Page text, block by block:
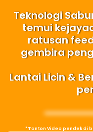
Teknologi
temui
ratusan
gembira
Lantai Licin &
*Tonton Video pendek di